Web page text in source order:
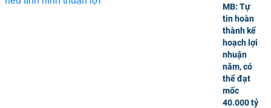
MB: Tự
tin hoàn
thành kế
hoạch lợi
nhuận
năm, có
thể đạt
mốc
40.000 tỷ